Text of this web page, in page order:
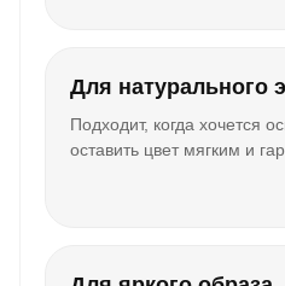
Для натурального
Подходит, когда хочется
оставить цвет мягким и